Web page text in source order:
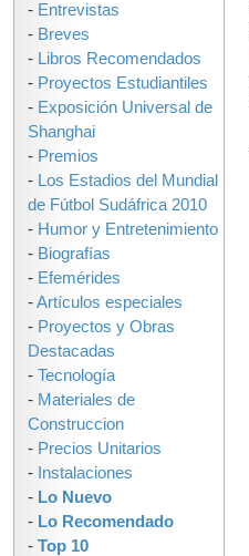
- Entrevistas
- Breves
- Libros Recomendados
- Proyectos Estudiantiles
- Exposición Universal de
Shanghai
- Premios
- Los Estadios del Mundial
de Fútbol Sudáfrica 2010
- Humor y Entretenimiento
- Biografías
- Efemérides
-Artículos especiales
- Proyectos y Obras
Destacadas
- Tecnología
- Materiales de
Construccion
- Precios Unitarios
- Instalaciones
- Lo Nuevo
- Lo Recomendado
- Top 10